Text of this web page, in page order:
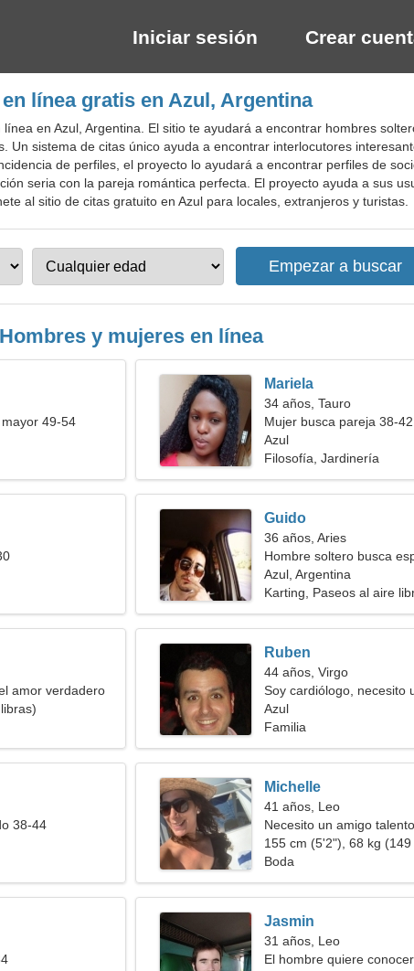
Iniciar sesión Crear
línea gratis en Azul, Argentina
en Azul, Argentina. El sitio te ayudará a encontrar hombres
Un sistema de citas único ayuda a encontrar interlocutores
de perfiles, el proyecto lo ayudará a encontrar perfiles de
seria con la pareja romántica perfecta. El proyecto ayuda a sus
al sitio de citas gratuito en Azul para locales, extranjeros y turistas.
Hombres y mujeres en línea
49-54
Mariela
34 años, Tauro
Mujer busca pareja 38-42
Azul
Filosofía, Jardinería
Guido
36 años, Aries
Hombre soltero busca
Azul, Argentina
Karting, Paseos al aire
amor verdadero
Ruben
44 años, Virgo
Soy cardiólogo, necesito
Azul
Familia
38-44
Michelle
41 años, Leo
Necesito un amigo
juntos
155 cm (5'2"), 68 kg (149
Boda
Jasmin
31 años, Leo
El hombre quiere